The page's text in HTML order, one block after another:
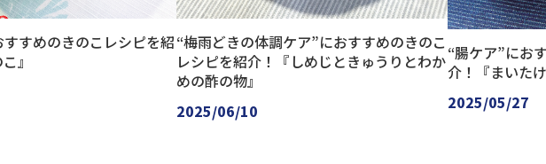
すめのきのこレシピを紹
』
“梅雨どきの体調ケア”におすすめのきのこ
レシピを紹介！『しめじときゅうりとわか
めの酢の物』
2025/06/10
“腸ケア”にお
介！『まいた
2025/05/27